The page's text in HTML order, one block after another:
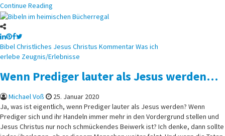
Continue Reading
Posted
in
BibelChristliches Jesus Christus KommentarWas ich
erlebe Zeugnis/Erlebnisse
Wenn Prediger lauter als Jesus werden…
Michael Voß
25. Januar 2020
Ja, was ist eigentlich, wenn Prediger lauter als Jesus werden? Wenn
Prediger sich und ihr Handeln immer mehr in den Vordergrund stellen und
Jesus Christus nur noch schmückendes Beiwerk ist? Ich denke, dann sollte